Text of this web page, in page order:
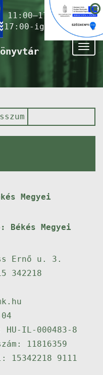
11:00–17:00
17:00-ig)
Megyei
Békés Megyei
Ernő u. 3.
342218
IL-000483-8
11816359
9111